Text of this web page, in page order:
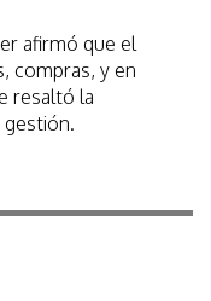
afirmó que el
compras, y en
resaltó la
gestión.